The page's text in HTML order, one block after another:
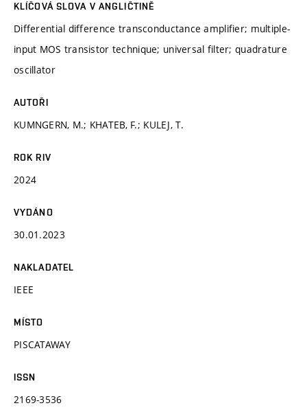
KLÍČOVÁ SLOVA V ANGLIČTINĚ
Differential difference transconductance amplifier; multiple-
input MOS transistor technique; universal filter; quadrature
oscillator
AUTOŘI
KUMNGERN, M.; KHATEB, F.; KULEJ, T.
ROK RIV
2024
VYDÁNO
30.01.2023
NAKLADATEL
IEEE
MÍSTO
PISCATAWAY
ISSN
2169-3536